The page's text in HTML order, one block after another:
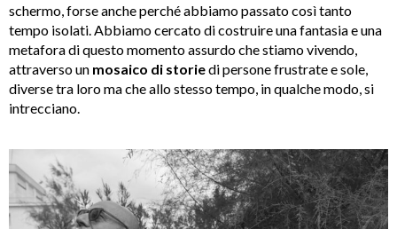
schermo, forse anche perché abbiamo passato così tanto
tempo isolati. Abbiamo cercato di costruire una fantasia e una
metafora di questo momento assurdo che stiamo vivendo,
attraverso un mosaico di storiedi persone frustrate e sole,
diverse tra loro ma che allo stesso tempo, in qualche modo, si
intrecciano.